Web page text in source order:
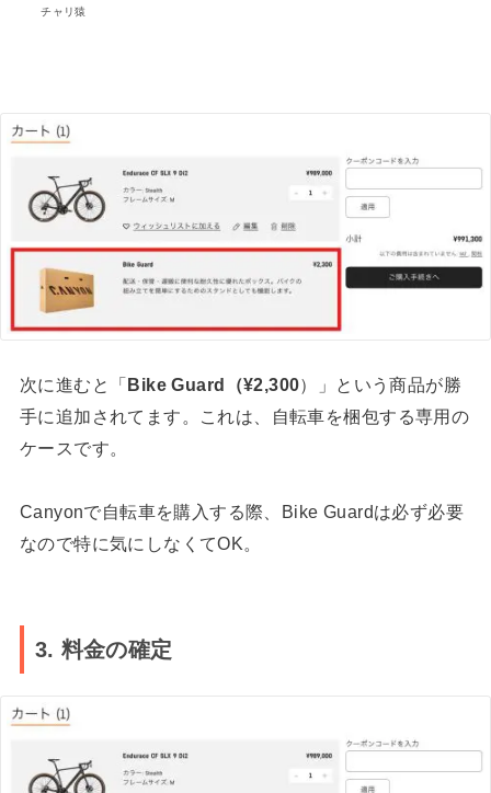
チャリ猿
次に進むと「Bike Guard（¥2,300）」という商品が勝
手に追加されてます。これは、自転車を梱包する専用の
ケースです。
Canyonで自転車を購入する際、Bike Guardは必ず必要
なので特に気にしなくてOK。
3. 料金の確定